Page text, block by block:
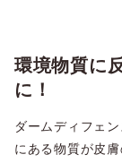
環境物質に
に！
ダームディフェ
にある物質が皮